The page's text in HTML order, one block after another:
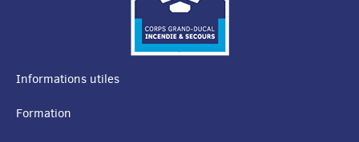
MENU
Informations utiles
Formation